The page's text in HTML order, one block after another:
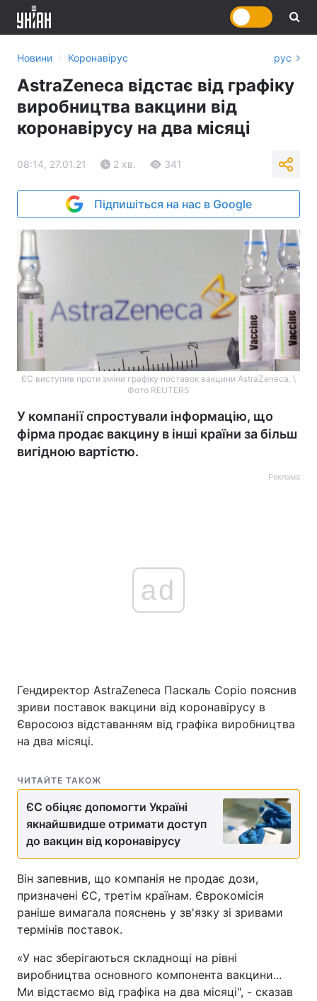
Головна Війна
Україна Політика
Спорт Наука
Техно і зв'язок Лайт
Зброя Інциденти
Здоров'я Туризм
Цікавинки Погода
Лонгріди
Новини › Коронавірус рус
AstraZeneca відстає від графіку
виробництва вакцини від
коронавірусу на два місяці
08:14, 27.01.21 2 хв. 341
Підпишіться на нас в Google
ЄС виступив проти зміни графіку поставок вакцини AstraZeneca. \
Фото REUTERS
У компанії спростували інформацію, що
фірма продає вакцину в інші країни за більш
вигідною вартістю.
Реклама
ad
Гендиректор AstraZeneca Паскаль Соріо пояснив
зриви поставок вакцини від коронавірусу в
Євросоюз відставанням від графіка виробництва
на два місяці.
ЧИТАЙТЕ ТАКОЖ
ЄС обіцяє допомогти Україні
якнайшвидше отримати доступ
до вакцин від коронавірусу
Він запевнив, що компанія не продає дози,
призначені ЄС, третім країнам. Єврокомісія
раніше вимагала пояснень у зв'язку зі зривами
термінів поставок.
«У нас зберігаються складнощі на рівні
виробництва основного компонента вакцини...
Ми відстаємо від графіка на два місяці", - сказав